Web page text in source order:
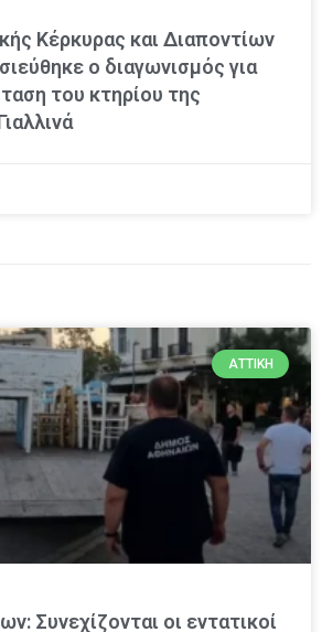
Κέρκυρας και Διαποντίων
ο διαγωνισμός για
του κτηρίου της
ΑΤΤΙΚΉ
Συνεχίζονται οι εντατικοί